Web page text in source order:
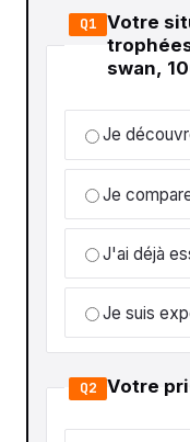
Q1 Votre
swan,
Je
Je
J'ai déjà
Je suis
Q2 Votre